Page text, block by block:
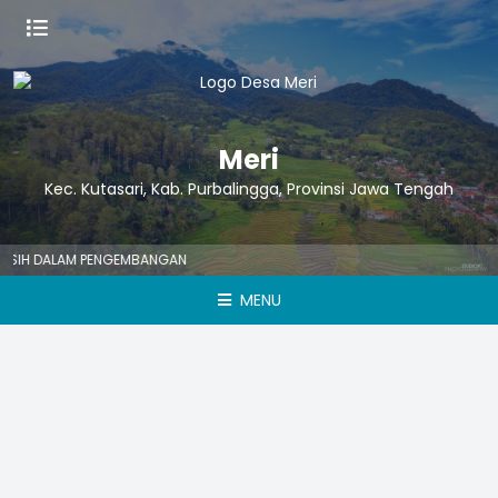
Meri
Kec. Kutasari, Kab. Purbalingga, Provinsi Jawa Tengah
DALAM PENGEMBANGAN
MENU